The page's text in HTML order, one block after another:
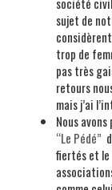
sujet de
trop de
pas très
retours
mais j’ai
Nous
“Le Pédé”
fiertés et le